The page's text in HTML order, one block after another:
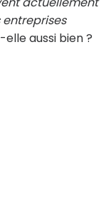
aussi bien ?